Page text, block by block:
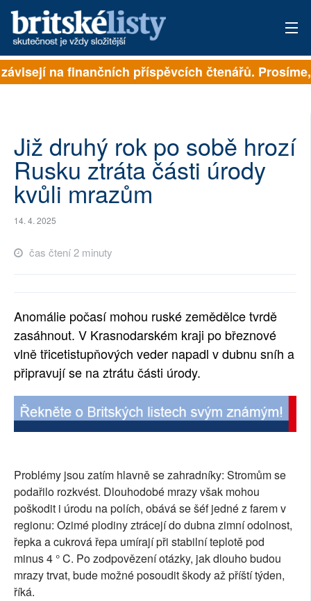
PŘIHLÁSIT
ARCHIV
ROZHOVORY
TÉMATA
SOCIÁLNÍ SÍTĚ
RUBRIKY
PLNÁ VERZE STRÁNEK
na finančních příspěvcích čtenářů. Prosíme,
Již druhý rok po sobě hrozí
Rusku ztráta části úrody
kvůli mrazům
14. 4. 2025
čas čtení 2 minuty
Anomálie počasí mohou ruské zemědělce tvrdě
zasáhnout. V Krasnodarském kraji po březnové
vlně třicetistupňových veder napadl v dubnu sníh a
připravují se na ztrátu části úrody.
Problémy jsou zatím hlavně se zahradníky: Stromům se
podařilo rozkvést. Dlouhodobé mrazy však mohou
poškodit i úrodu na polích, obává se šéf jedné z farem v
regionu: Ozimé plodiny ztrácejí do dubna zimní odolnost,
řepka a cukrová řepa umírají při stabilní teplotě pod
minus 4 ° C. Po zodpovězení otázky, jak dlouho budou
mrazy trvat, bude možné posoudit škody až příští týden,
říká.